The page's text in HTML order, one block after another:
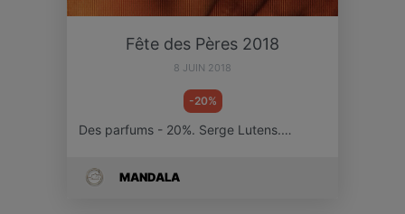
Fête des Pères 2018
8 JUIN 2018
-20%
Des parfums - 20%. Serge Lutens.…
MANDALA